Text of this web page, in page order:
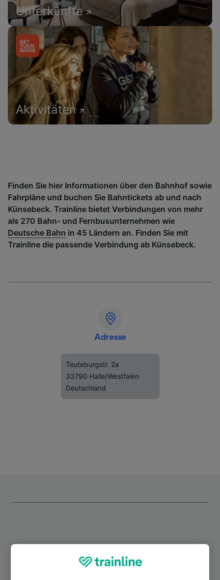
Unterkünfte
Aktivitäten
Finden Sie hier Informationen über den Bahnhof sowie
Fahrpläne und buchen Sie Bahntickets ab und nach
Künsebeck. Trainline bietet Verbindungen von mehr
als 270 Bahn- und Fernbusunternehmen wie
Deutsche Bahn in 45 Ländern an. Finden Sie mit
Trainline die passende Verbindung ab Künsebeck.
Adresse
Teuteburgstr. 2a
33790 Halle/Westfalen
Deutschland